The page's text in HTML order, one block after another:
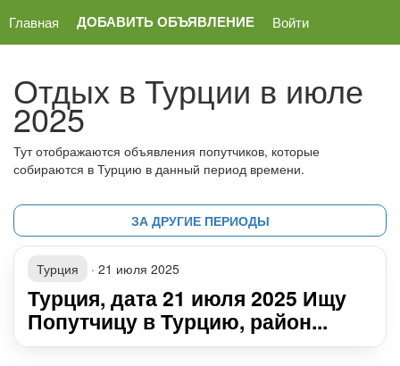
Главная ДОБАВИТЬ ОБЪЯВЛЕНИЕ Войти
Отдых в Турции в июле
2025
Тут отображаются объявления попутчиков, которые
собираются в Турцию в данный период времени.
ЗА ДРУГИЕ ПЕРИОДЫ
Турция · 21 июля 2025
Турция, дата 21 июля 2025 Ищу
Попутчицу в Турцию, район...